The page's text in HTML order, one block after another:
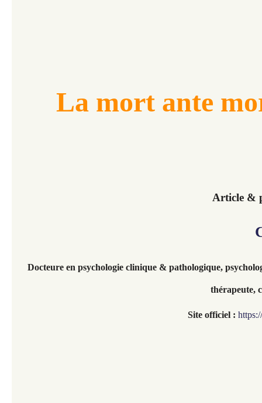
La mort ante
Article &
Docteure en psychologie clinique & pathologique,
thérapeute,
Site officiel :